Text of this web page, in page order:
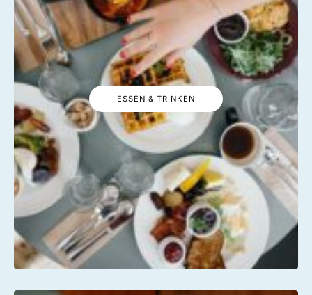
ESSEN & TRINKEN